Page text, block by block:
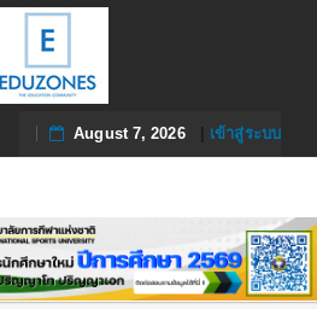
August 7, 2026| เข้าสู่ระบบ